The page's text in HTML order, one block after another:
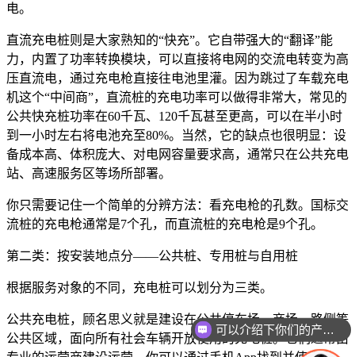
电。
直流充电桩则是大家熟知的“快充”。它自带强大的“翻译”能
力，内置了功率转换模块，可以直接将电网的交流电转变为高
压直流电，通过充电枪直接往电池里灌。因为跳过了车载充电
机这个“中间商”，直流桩的充电功率可以做得非常大，常见的
公共快充桩功率在60千瓦、120千瓦甚至更高，可以在半小时
到一小时左右将电池充至80%。当然，它的缺点也很明显：设
备成本高、体积庞大、对电网容量要求高，通常只在公共充电
站、高速服务区等场所部署。
你只需要记住一个简单的分辨方法：看充电枪的孔数。国标交
流桩的充电枪通常是7个孔，而直流桩的充电枪是9个孔。
第二类：按安装地点分——公共桩、专用桩与自用桩
根据服务对象的不同，充电桩可以划分为三类。
公共充电桩，顾名思义就是建设在公共停车场、商场、路侧等
公共区域，面向所有社会车辆开放使用的充电桩。它们通常由
可以介绍下你们的产品么